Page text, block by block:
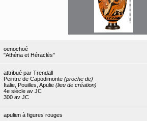
oenochoé
"Athéna et Héraclès"
attribué par Trendall
Peintre de Capodimonte (proche de)
Italie, Pouilles, Apulie (lieu de création)
4e siècle av JC
300 av JC
apulien à figures rouges